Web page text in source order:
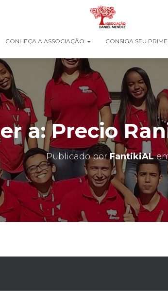
CONHEÇA A ASSOCIAÇÃO CONSIGA SEU
a: Precio
Publicado porFantikiAL